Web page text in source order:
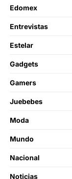
Edomex
Entrevistas
Estelar
Gadgets
Gamers
Juebebes
Moda
Mundo
Nacional
Noticias